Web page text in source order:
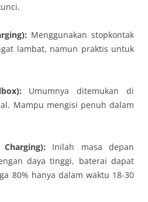
Menggunakan stopkontak
lambat, namun praktis untuk
Umumnya ditemukan di
Mampu mengisi penuh dalam
Inilah masa depan
daya tinggi, baterai dapat
80% hanya dalam waktu 18-30